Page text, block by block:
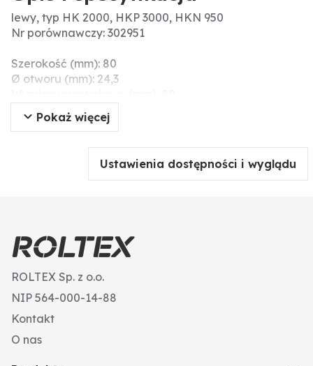
lewy, typ HK 2000, HKP 3000, HKN 950
Nr porównawczy: 302951
Szerokość (mm): 80
Ø otworu (mm): 24,3
Długość (mm): 420
Grubość (mm): 10
Pokaż więcej
Ustawienia dostępności i wyglądu
ROLTEX Sp. z o.o.
NIP 564-000-14-88
Kontakt
O nas